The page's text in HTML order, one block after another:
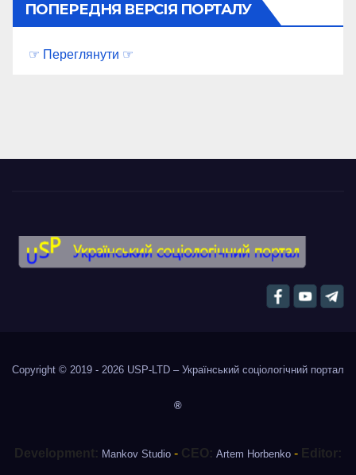
ПОПЕРЕДНЯ ВЕРСІЯ ПОРТАЛУ
☞ Переглянути ☞
Copyright © 2019 - 2026 USP-LTD – Український соціологічний портал
®
Development: Mankov Studio - CEO: Artem Horbenko - Editor: